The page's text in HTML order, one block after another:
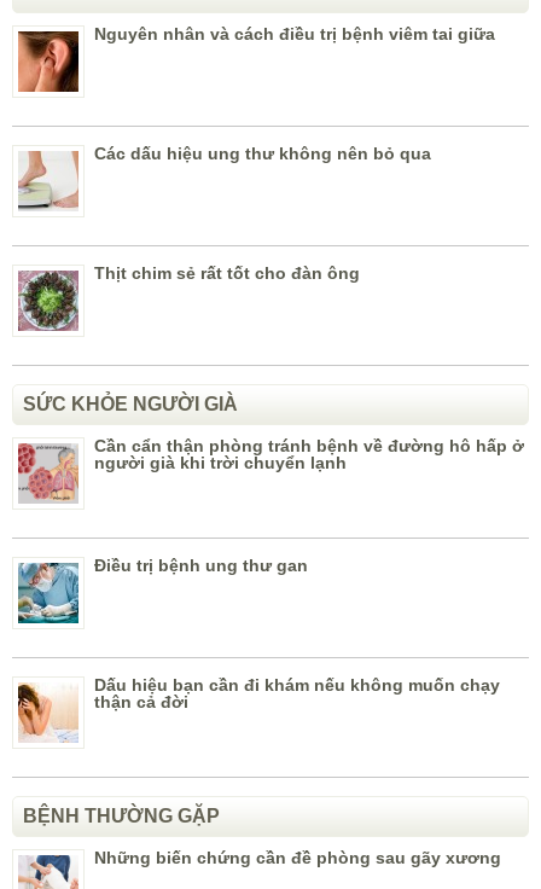
Nguyên nhân và cách điều trị bệnh viêm tai giữa
Các dấu hiệu ung thư không nên bỏ qua
Thịt chim sẻ rất tốt cho đàn ông
SỨC KHỎE NGƯỜI GIÀ
Cần cẩn thận phòng tránh bệnh về đường hô hấp ở
người già khi trời chuyển lạnh
Điều trị bệnh ung thư gan
Dấu hiệu bạn cần đi khám nếu không muốn chạy
thận cả đời
BỆNH THƯỜNG GẶP
Những biến chứng cần đề phòng sau gãy xương